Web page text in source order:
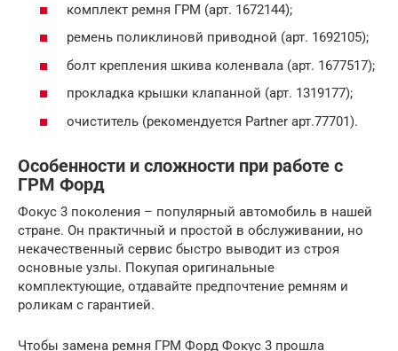
комплект ремня ГРМ (арт. 1672144);
ремень поликлиновй приводной (арт. 1692105);
болт крепления шкива коленвала (арт. 1677517);
прокладка крышки клапанной (арт. 1319177);
очиститель (рекомендуется Partner арт.77701).
Особенности и сложности при работе с
ГРМ Форд
Фокус 3 поколения – популярный автомобиль в нашей
стране. Он практичный и простой в обслуживании, но
некачественный сервис быстро выводит из строя
основные узлы. Покупая оригинальные
комплектующие, отдавайте предпочтение ремням и
роликам с гарантией.
Чтобы замена ремня ГРМ Форд Фокус 3 прошла